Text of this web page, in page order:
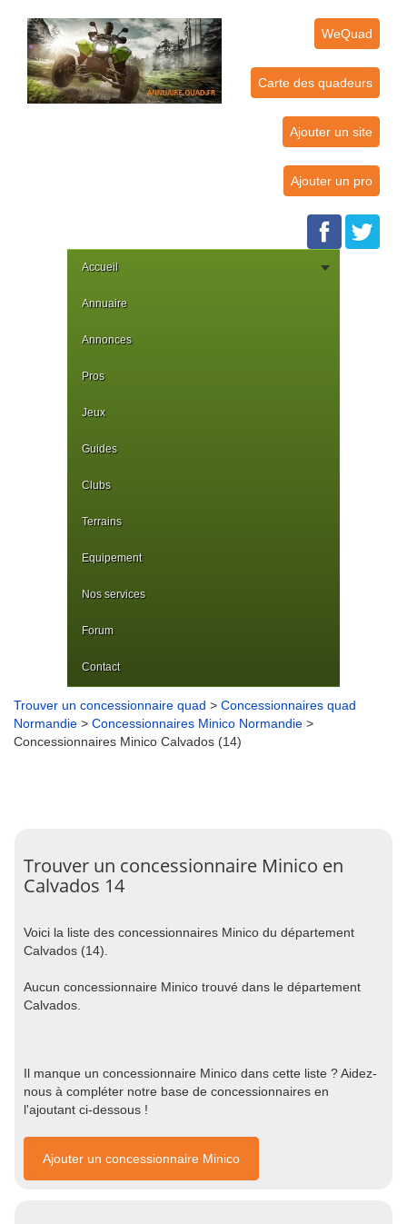
WeQuad
Carte des quadeurs
Ajouter un site
Ajouter un pro
Accueil
Annuaire
Annonces
Pros
Jeux
Guides
Clubs
Terrains
Equipement
Nos services
Forum
Contact
Trouver un concessionnaire quad > Concessionnaires quad
Normandie > Concessionnaires Minico Normandie >
Concessionnaires Minico Calvados (14)
Trouver un concessionnaire Minico en
Calvados 14
Voici la liste des concessionnaires Minico du département
Calvados (14).
Aucun concessionnaire Minico trouvé dans le département
Calvados.
Il manque un concessionnaire Minico dans cette liste ? Aidez-
nous à compléter notre base de concessionnaires en
l'ajoutant ci-dessous !
Ajouter un concessionnaire Minico